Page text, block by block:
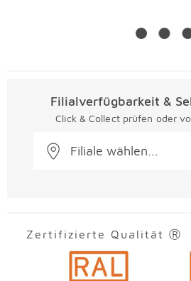
Filialverfügbarkeit &
Click & Collect prüfen oder
Filiale wählen...
Zertifizierte Qualität Ⓡ